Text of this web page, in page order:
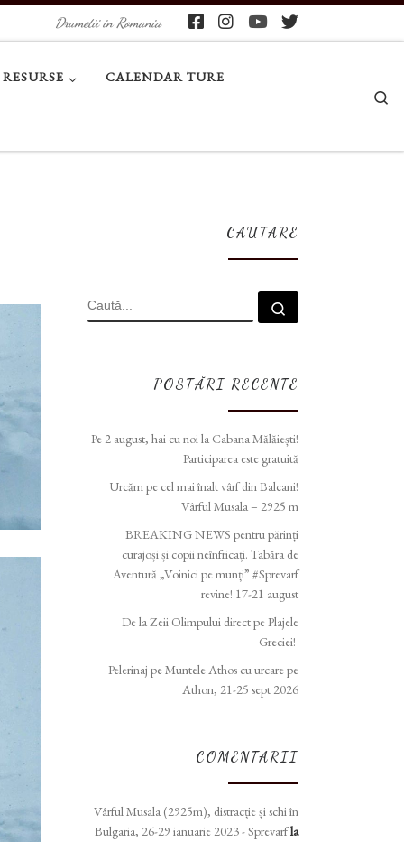
Drumetii in Romania
RESURSE CALENDAR TURE
CAUTARE
CĂUTARE
POSTĂRI RECENTE
Pe 2 august, hai cu noi la Cabana Mălăiești!
Participarea este gratuită
Urcăm pe cel mai înalt vârf din Balcani!
Vârful Musala – 2925 m
BREAKING NEWS pentru părinți
curajoși și copii neînfricați. Tabăra de
Aventură „Voinici pe munți” #Sprevarf
revine! 17-21 august
De la Zeii Olimpului direct pe Plajele
Greciei!
Pelerinaj pe Muntele Athos cu urcare pe
Athon, 21-25 sept 2026
COMENTARII
Vârful Musala (2925m), distracție și schi în
Bulgaria, 26-29 ianuarie 2023 - Sprevarfla